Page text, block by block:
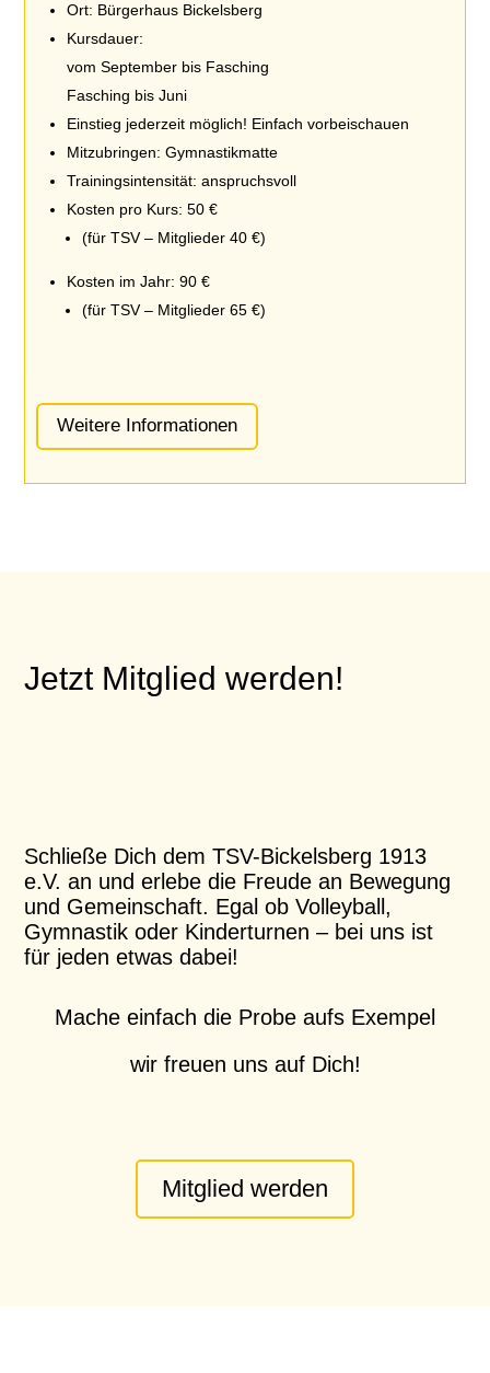
Ort: Bürgerhaus Bickelsberg
Kursdauer:
vom September bis Fasching
Fasching bis Juni
Einstieg jederzeit möglich! Einfach vorbeischauen
Mitzubringen: Gymnastikmatte
Trainingsintensität: anspruchsvoll
Kosten pro Kurs: 50 €
(für TSV – Mitglieder 40 €)
Kosten im Jahr: 90 €
(für TSV – Mitglieder 65 €)
Weitere Informationen
Jetzt Mitglied werden!
Schließe Dich dem TSV-Bickelsberg 1913
e.V. an und erlebe die Freude an Bewegung
und Gemeinschaft. Egal ob Volleyball,
Gymnastik oder Kinderturnen – bei uns ist
für jeden etwas dabei!
Mache einfach die Probe aufs Exempel
wir freuen uns auf Dich!
Mitglied werden